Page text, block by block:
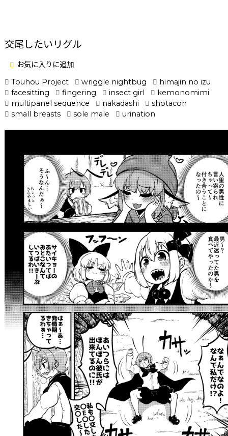
交尾したいリグル
お気に入りに追加
Touhou Project
wriggle nightbug
himajin no izu
facesitting
fingering insect girl
kemonomimi
multipanel sequence
nakadashi
shotacon
small breasts
sole male urination